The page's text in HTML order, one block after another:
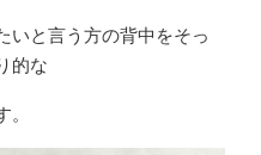
いと言う方の背中をそっ
的な